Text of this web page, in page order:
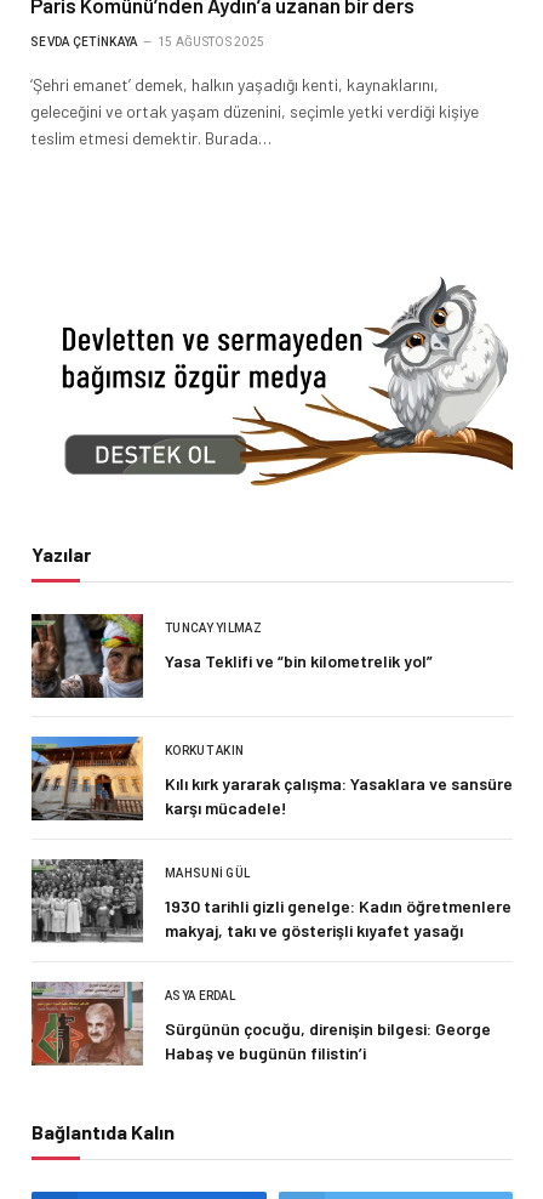
SEVDA ÇETINKAYA 15 AĞUSTOS 2025
‘Şehri emanet’ demek, halkın yaşadığı kenti, kaynaklarını,
geleceğini ve ortak yaşam düzenini, seçimle yetki verdiği kişiye
teslim etmesi demektir. Burada…
Yazılar
TUNCAY YILMAZ
Yasa Teklifi ve “bin kilometrelik yol”
KORKUT AKIN
Kılı kırk yararak çalışma: Yasaklara ve sansüre
karşı mücadele!
MAHSUNI GÜL
1930 tarihli gizli genelge: Kadın öğretmenlere
makyaj, takı ve gösterişli kıyafet yasağı
ASYA ERDAL
Sürgünün çocuğu, direnişin bilgesi: George
Habaş ve bugünün filistin’i
Bağlantıda Kalın